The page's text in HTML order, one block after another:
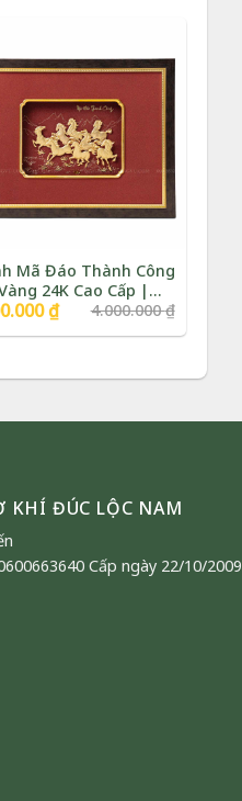
Mã Đáo Thành Công
24K Cao Cấp |
Vũ Gold 4.000.000₫
₫Giá
hiện
tại
KHÍ ĐÚC LỘC NAM
Cấp ngày 22/10/2009